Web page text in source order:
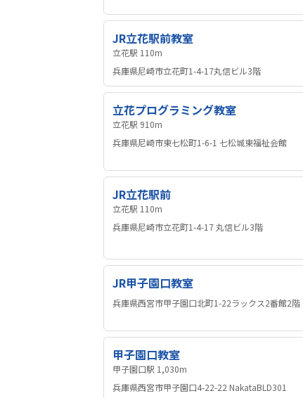
JR立花駅前教室
立花駅 110m
兵庫県尼崎市立花町1-4-17丸信ビル3階
立花プログラミング教室
立花駅 910m
兵庫県尼崎市東七松町1-6-1 七松城東福祉会館
JR立花駅前
立花駅 110m
兵庫県尼崎市立花町1-4-17 丸信ビル3階
JR甲子園口教室
兵庫県西宮市甲子園口北町1-22ラックス2番館2階
甲子園口教室
甲子園口駅 1,030m
兵庫県西宮市甲子園口4-22-22 NakataBLD301